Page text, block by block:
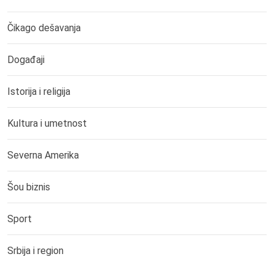
Čikago dešavanja
Događaji
Istorija i religija
Kultura i umetnost
Severna Amerika
Šou biznis
Sport
Srbija i region